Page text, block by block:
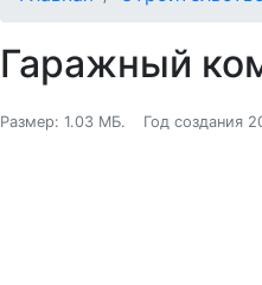
Гаражный
Размер: 1.03 МБ. Год создания